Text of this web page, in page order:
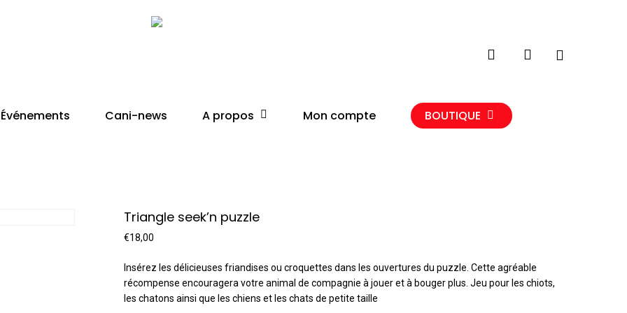
Événements Cani-news A propos Mon compte BOUTIQUE
Triangle seek’n puzzle
€18,00
Insérez les délicieuses friandises ou croquettes dans les ouvertures du puzzle. Cette agréable
récompense encouragera votre animal de compagnie à jouer et à bouger plus. Jeu pour les chiots,
les chatons ainsi que les chiens et les chats de petite taille